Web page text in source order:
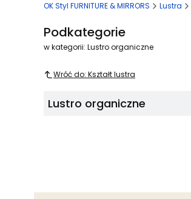
OK Styl FURNITURE & MIRRORS Lustra
Podkategorie
w kategorii: Lustro organiczne
Wróć do: Kształt lustra
Lustro organiczne